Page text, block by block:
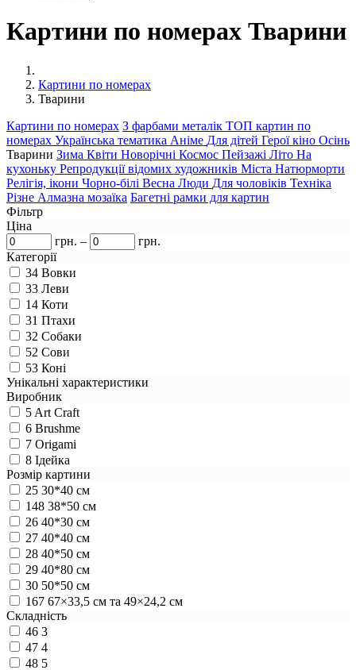
Картини по номерах Тварини
Картини по номерах
Тварини
Картини по номерах З фарбами металік ТОП картин по
номерах Українська тематика Аніме Для дітей Герої кіно Осінь
Тварини Зима Квіти Новорічні Космос Пейзажі Літо На
кухоньку Репродукції відомих художників Міста Натюрморти
Релігія, ікони Чорно-білі Весна Люди Для чоловіків Техніка
Різне Алмазна мозаїка Багетні рамки для картин
Фільтр
Ціна
грн. –
грн.
Категорії
34 Вовки
33 Леви
14 Коти
31 Птахи
32 Собаки
52 Сови
53 Коні
Унікальні характеристики
Виробник
5 Art Craft
6 Brushme
7 Origami
8 Ідейка
Розмір картини
25 30*40 см
148 38*50 см
26 40*30 см
27 40*40 см
28 40*50 см
29 40*80 см
30 50*50 см
167 67×33,5 см та 49×24,2 см
Складність
46 3
47 4
48 5